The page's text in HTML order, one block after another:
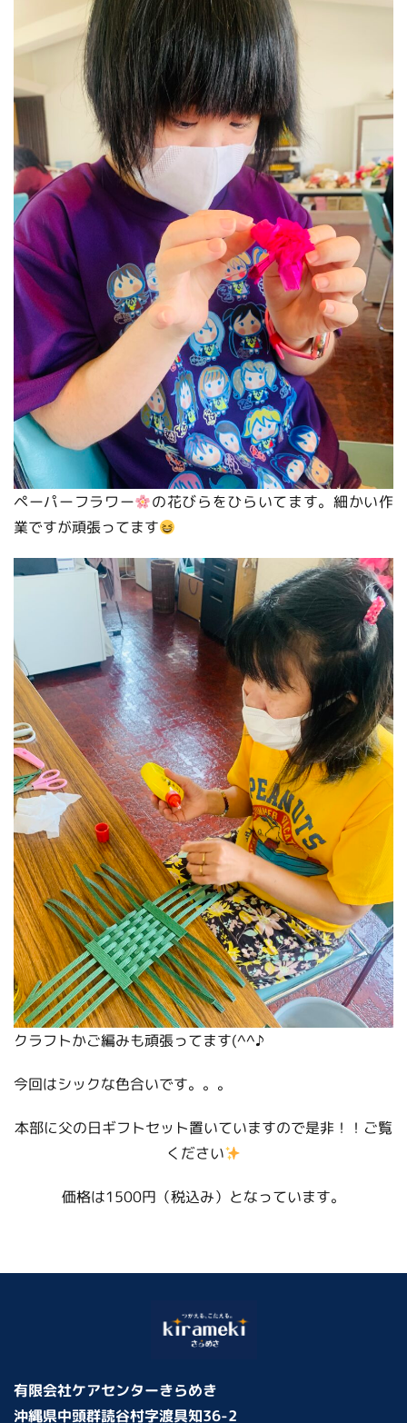
ペーパーフラワー
の花びらをひらいてます。細かい作
業ですが頑張ってます
クラフトかご編みも頑張ってます(^^♪
今回はシックな色合いです。。。
本部に父の日ギフトセット置いていますので是非！！ご覧
ください
価格は1500円（税込み）となっています。
有限会社ケアセンターきらめき
沖縄県中頭群読谷村字渡具知36-2